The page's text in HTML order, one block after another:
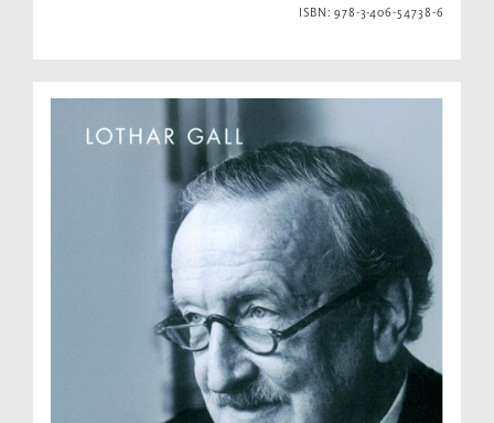
ISBN: 978-3-406-54738-6